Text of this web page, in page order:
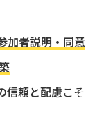
者説明・同意
信頼と配慮 こそ